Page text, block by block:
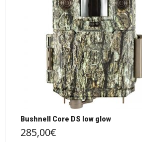
Bushnell Core DS low glow
285,00€